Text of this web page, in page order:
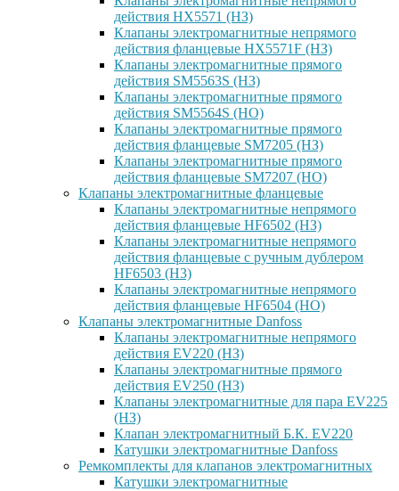
действия HX5571 (НЗ)
Клапаны электромагнитные непрямого
действия фланцевые HX5571F (НЗ)
Клапаны электромагнитные прямого
действия SM5563S (НЗ)
Клапаны электромагнитные прямого
действия SM5564S (НО)
Клапаны электромагнитные прямого
действия фланцевые SM7205 (НЗ)
Клапаны электромагнитные прямого
действия фланцевые SM7207 (НО)
Клапаны электромагнитные фланцевые
Клапаны электромагнитные непрямого
действия фланцевые HF6502 (НЗ)
Клапаны электромагнитные непрямого
действия фланцевые с ручным дублером
HF6503 (Н3)
Клапаны электромагнитные непрямого
действия фланцевые HF6504 (НО)
Клапаны электромагнитные Danfoss
Клапаны электромагнитные непрямого
действия EV220 (НЗ)
Клапаны электромагнитные прямого
действия EV250 (НЗ)
Клапаны электромагнитные для пара EV225
(НЗ)
Клапан электромагнитный Б.К. EV220
Катушки электромагнитные Danfoss
Ремкомплекты для клапанов электромагнитных
Катушки электромагнитные